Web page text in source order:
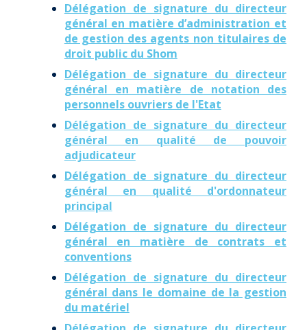
Délégation de signature du directeur
général en matière d’administration et
de gestion des agents non titulaires de
droit public du Shom
Délégation de signature du directeur
général en matière de notation des
personnels ouvriers de l'Etat
Délégation de signature du directeur
général en qualité de pouvoir
adjudicateur
Délégation de signature du directeur
général en qualité d'ordonnateur
principal
Délégation de signature du directeur
général en matière de contrats et
conventions
Délégation de signature du directeur
général dans le domaine de la gestion
du matériel